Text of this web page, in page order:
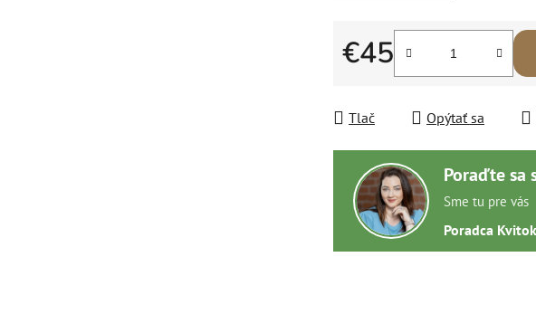
€45
Jednotková cena:
Tlač Opýtať sa
Poraďte sa
Sme tu pre vás
Poradca Kvitok